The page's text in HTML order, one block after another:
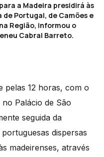
a Madeira presidirá às
Portugal, de Camões e
Região, informou o
Cabral Barreto.
pelas 12 horas, com o
Palácio de São
seguida da
dispersas
madeirenses, através